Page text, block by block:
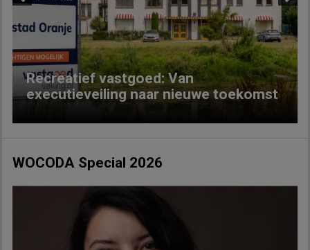
Recreatief vastgoed: Van
executieveiling naar nieuwe toekomst
Next
WOCODA Special 2026